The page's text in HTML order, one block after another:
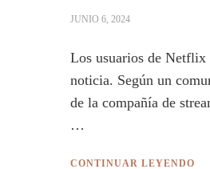
JUNIO 6, 2024
Los usuarios de Netflix
noticia. Según un
de la compañía de
…
CONTINUAR LEYENDO